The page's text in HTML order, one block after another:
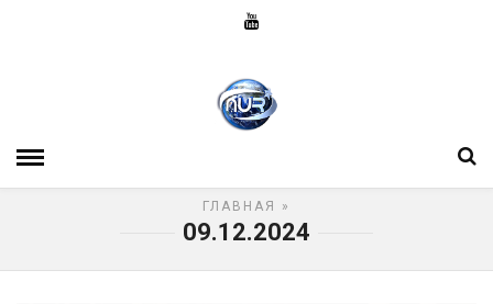
ГЛАВНАЯ »
09.12.2024